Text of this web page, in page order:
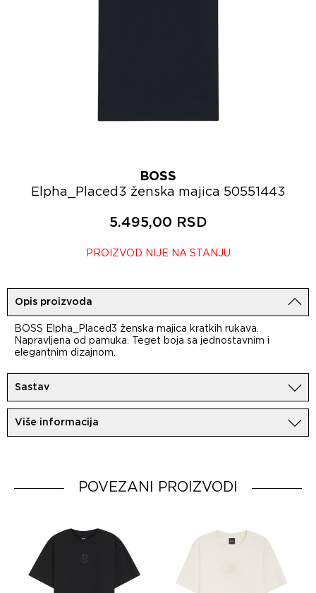
BOSS
Elpha_Placed3 ženska majica 50551443
5.495,00 RSD
PROIZVOD NIJE NA STANJU
Opis proizvoda
BOSS Elpha_Placed3 ženska majica kratkih rukava.
Napravljena od pamuka. Teget boja sa jednostavnim i
elegantnim dizajnom.
Sastav
Više informacija
POVEZANI PROIZVODI